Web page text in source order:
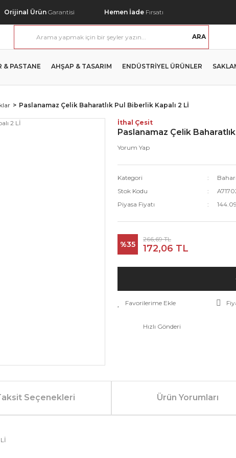
Orijinal Ürün Garantisi Hemen İade Fırsatı
ARA
& PASTANE AHŞAP & TASARIM ENDÜSTRİYEL ÜRÜNLER
Paslanamaz Çelik Baharatlık Pul Biberlik Kapalı 2 Lİ
İthal Çesit
Paslanamaz Çelik
Yorum Yap
Kategori
Stok Kodu
Piyasa Fiyatı
144.09
%35
266,69 TL
172,06 TL
Hızlı Gönderi
Seçenekleri Ürün Yorumları